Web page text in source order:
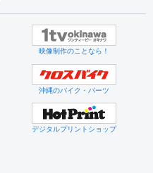
映像制作のことなら！
沖縄のバイク・パーツ
デジタルプリントショップ